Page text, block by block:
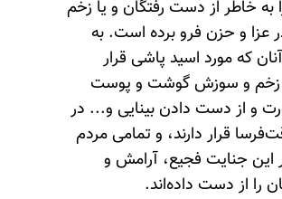
به ‌خاطر از دست رفتگان و یا زخم
عزا و حزن فرو برده است. به‌
که مورد اسید پاشی قرار
زخم و سوزش گوشت و پوست
و از دست دادن بینایی و... در
قرار دارند، و تمامی مردم
این جنایت فجیع، آرامش و
را از دست داده‌اند.